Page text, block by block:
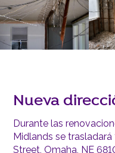
Nueva
Durante las
Midlands se
Street, Omaha, NE